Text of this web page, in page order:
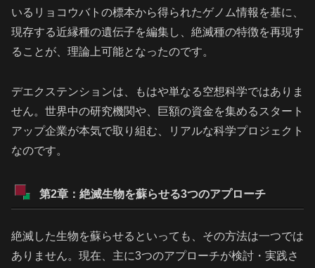
いるリョコウバトの標本から得られたゲノム情報を基に、
現存する近縁種の遺伝子を編集し、絶滅種の特徴を再現す
ることが、理論上可能となったのです。
デエクステンションは、もはや単なる空想科学ではありま
せん。世界中の研究機関や、巨額の資金を集めるスタート
アップ企業が本気で取り組む、リアルな科学プロジェクト
なのです。
第2章：絶滅生物を蘇らせる3つのアプローチ
絶滅した生物を蘇らせるといっても、その方法は一つでは
ありません。現在、主に3つのアプローチが検討・実践さ